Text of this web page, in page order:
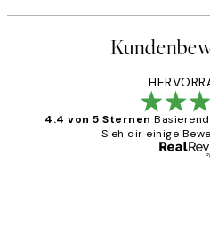
4.4 von 5 Sternen
Sieh dir einige